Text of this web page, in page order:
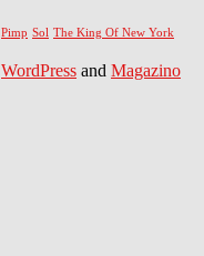
Pimp Sol The King Of New York
WordPress and Magazino